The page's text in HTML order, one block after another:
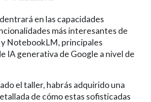
en las capacidades
más interesantes de
NotebookLM, principales
IA generativa de Google a nivel de
el taller, habrás adquirido una
de cómo estas sofisticadas